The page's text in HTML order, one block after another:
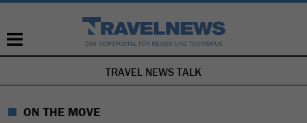
NAVIGATION
ÜBERSPRINGEN
TRAVEL NEWS TALK
ON THE MOVE